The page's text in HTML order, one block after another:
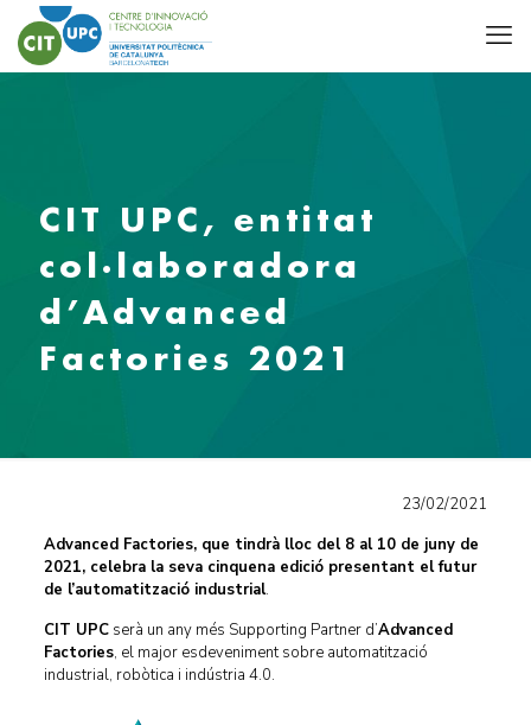
CIT UPC, entitat
col·laboradora
d’Advanced
Factories 2021
23/02/2021
Advanced Factories, que tindrà lloc del 8 al 10 de juny de
2021, celebra la seva cinquena edició presentant el futur
de l’automatització industrial.
CIT UPCserà un any més Supporting Partner d’Advanced
Factories, el major esdeveniment sobre automatització
industrial, robòtica i indústria 4.0.